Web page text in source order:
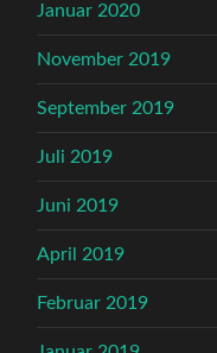
Januar 2020
November 2019
September 2019
Juli 2019
Juni 2019
April 2019
Februar 2019